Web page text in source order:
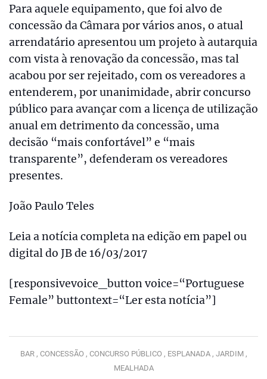
Para aquele equipamento, que foi alvo de
concessão da Câmara por vários anos, o atual
arrendatário apresentou um projeto à autarquia
com vista à renovação da concessão, mas tal
acabou por ser rejeitado, com os vereadores a
entenderem, por unanimidade, abrir concurso
público para avançar com a licença de utilização
anual em detrimento da concessão, uma
decisão “mais confortável” e “mais
transparente”, defenderam os vereadores
presentes.
João Paulo Teles
Leia a notícia completa na edição em papel ou
digital do JB de 16/03/2017
[responsivevoice_button voice=“Portuguese
Female” buttontext=“Ler esta notícia”]
BAR , CONCESSÃO , CONCURSO PÚBLICO , ESPLANADA , JARDIM ,
MEALHADA